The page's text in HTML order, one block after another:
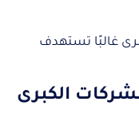
غالبًا تستهدف
الكبرى